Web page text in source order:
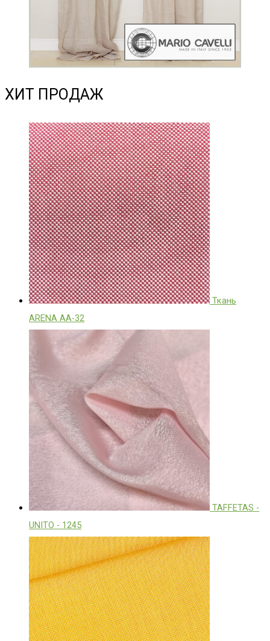
ХИТ ПРОДАЖ
Ткань
ARENA АА-32
TAFFETAS -
UNITO - 1245